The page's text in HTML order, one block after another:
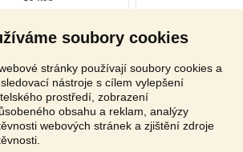
soubory cookies
stránky používají soubory cookies a
nástroje s cílem vylepšení
prostředí, zobrazení
obsahu a reklam, analýzy
webových stránek a zjištění zdroje
,Kontakt,Reklama Podmínky,Ochrana údajů
, za 24 hodin: